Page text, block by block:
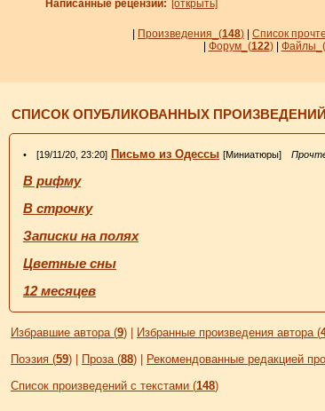
Написанные рецензии: [открыть]
| Произведения_ (148) | Список
| Форум_ (122)| Файлы_ (
СПИСОК ОПУБЛИКОВАННЫХ
• [19/11/20, 23:20] Письмо из Одессы [Миниатюры]
В рифму
В строчку
Записки на полях
Цветные сны
12 месяцев
Избравшие автора (9) Избранные произведения автора (
Поэзия (59) Проза (88) Рекомендованные редакцией
Список произведений с текстами (148)